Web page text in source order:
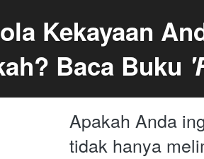
Kekayaan
Baca Buku
Apakah Anda
tidak hanya